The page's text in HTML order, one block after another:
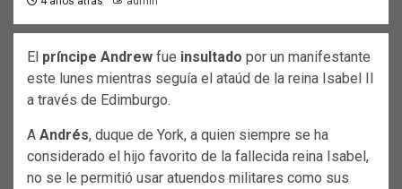
El príncipe Andrew fue insultado por un manifestante
este lunes mientras seguía el ataúd de la reina Isabel II
a través de Edimburgo.
A Andrés, duque de York, a quien siempre se ha
considerado el hijo favorito de la fallecida reina Isabel,
no se le permitió usar atuendos militares como sus